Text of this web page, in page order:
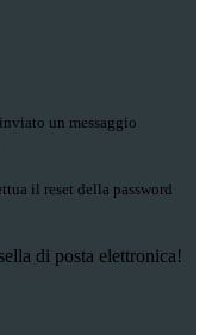
un messaggio
il reset della password
di posta elettronica!